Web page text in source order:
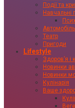
Події та
Навчальні
Театр
Пригоди
Lifestyle
Здоровʼя і
Новинки
Новинки
Кулінарія
Ваше